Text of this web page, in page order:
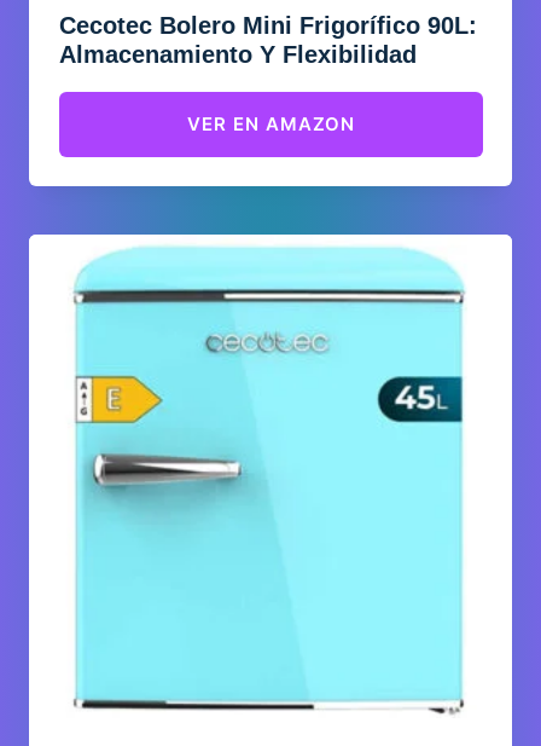
Cecotec Bolero Mini Frigorífico 90L:
Almacenamiento Y Flexibilidad
VER EN AMAZON